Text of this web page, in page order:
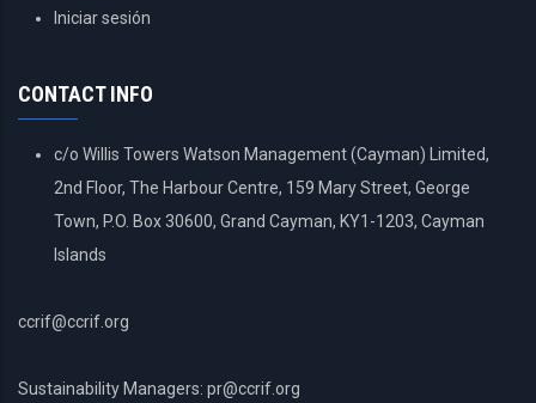
USERIniciar sesión
CONTACT INFO
c/o Willis Towers Watson Management (Cayman) Limited,
2nd Floor, The Harbour Centre, 159 Mary Street, George
Town, P.O. Box 30600, Grand Cayman, KY1-1203, Cayman
Islands
ccrif@ccrif.org
Sustainability Managers: pr@ccrif.org